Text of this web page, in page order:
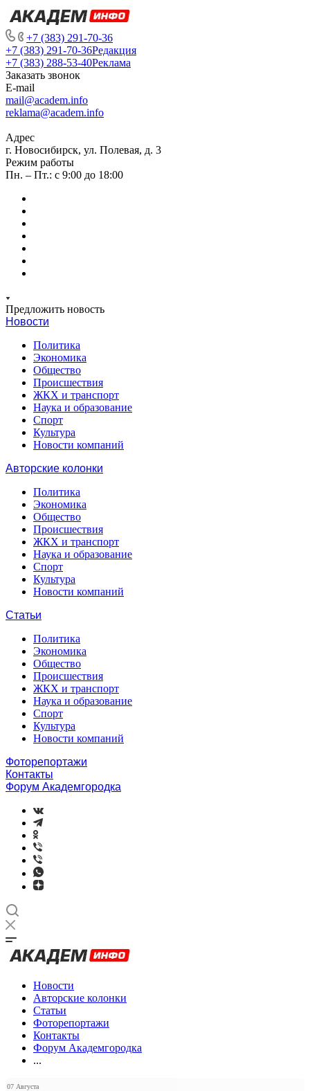
+7 (383) 291-70-36
+7 (383) 291-70-36Редакция
+7 (383) 288-53-40Реклама
Заказать звонок
E-mail
mail@academ.info
reklama@academ.info
Адрес
г. Новосибирск, ул. Полевая, д. 3
Режим работы
Пн. – Пт.: с 9:00 до 18:00
Предложить новость
Новости
Политика
Экономика
Общество
Происшествия
ЖКХ и транспорт
Наука и образование
Спорт
Культура
Новости компаний
Авторские колонки
Политика
Экономика
Общество
Происшествия
ЖКХ и транспорт
Наука и образование
Спорт
Культура
Новости компаний
Статьи
Политика
Экономика
Общество
Происшествия
ЖКХ и транспорт
Наука и образование
Спорт
Культура
Новости компаний
Фоторепортажи
Контакты
Форум Академгородка
Новости
Авторские колонки
Статьи
Фоторепортажи
Контакты
Форум Академгородка
...
07 Августа